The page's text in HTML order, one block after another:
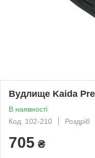
Вудлище Kaida
В наявності
Код: 102-210
Роздріб
705 ₴